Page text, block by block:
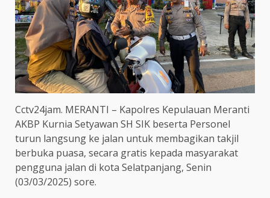
Cctv24jam. MERANTI – Kapolres Kepulauan Meranti
AKBP Kurnia Setyawan SH SIK beserta Personel
turun langsung ke jalan untuk membagikan takjil
berbuka puasa, secara gratis kepada masyarakat
pengguna jalan di kota Selatpanjang, Senin
(03/03/2025) sore.